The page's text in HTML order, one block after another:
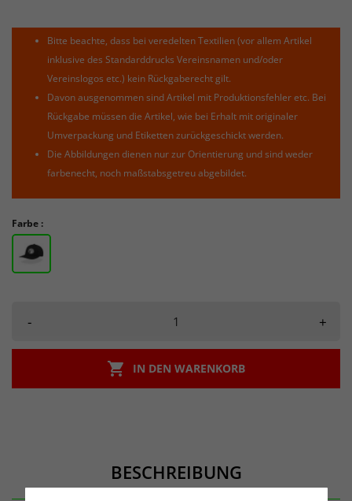
Bitte beachte, dass bei veredelten Textilien (vor allem Artikel
inklusive des Standarddrucks Vereinsnamen und/oder
Vereinslogos etc.) kein Rückgaberecht gilt.
Davon ausgenommen sind Artikel mit Produktionsfehler etc. Bei
Rückgabe müssen die Artikel, wie bei Erhalt mit originaler
Umverpackung und Etiketten zurückgeschickt werden.
Die Abbildungen dienen nur zur Orientierung und sind weder
farbenecht, noch maßstabsgetreu abgebildet.
Farbe :
- +
 IN DEN WARENKORB
BESCHREIBUNG